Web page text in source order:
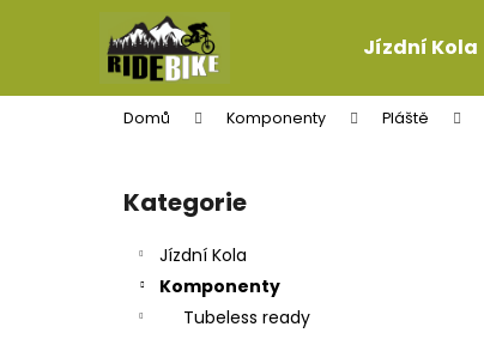
Jízdní Kola
Domů Komponenty Pláště
Přeskočit
kategorie
Kategorie
Jízdní Kola
Komponenty
Tubeless ready
í
Zpět
do
obchodu
Zpět
do
obchodu